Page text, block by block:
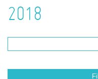
2018